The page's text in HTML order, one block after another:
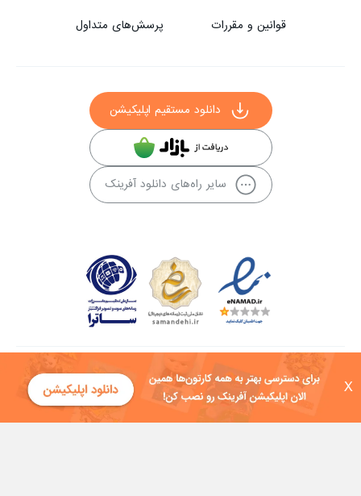
X
قوانین و مقررات پرسش‌های متداول
دانلود مستقیم اپلیکیشن
سایر راه‌های دانلود آفرینک
کلیه حقوق این سایت به شرکت توسعه فناوی هفت آسمان توکان تعلق دارد و
هرگونه استفاده از محتوا منع قانونی دارد.